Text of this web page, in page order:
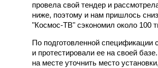
провела свой тендер и
ниже, поэтому и нам пришлось
"Космос-ТВ" сэкономил около 100
По подготовленной спецификации
и протестировали ее на своей
на месте уточнить место